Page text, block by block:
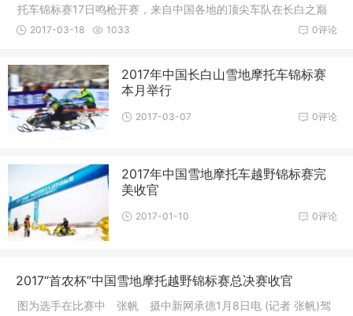
托车锦标赛17日鸣枪开赛，来自中国各地的顶尖车队在长白之巅
比拼雪
0评论
2017-03-18 1033
2017年中国长白山雪地摩托车锦标赛
本月举行
0评论
2017-03-07
2017年中国雪地摩托车越野锦标赛完
美收官
0评论
2017-01-10
2017“首农杯”中国雪地摩托越野锦标赛总决赛收官
图为选手在比赛中 张帆 摄中新网承德1月8日电 (记者 张帆)驾